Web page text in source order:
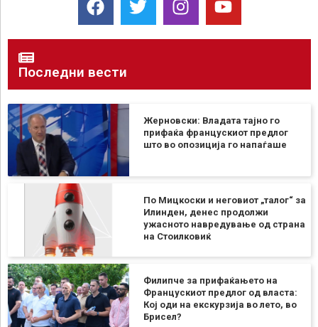
Последни вести
Жерновски: Владата тајно го
прифаќа францускиот предлог
што во опозиција го напаѓаше
По Мицкоски и неговиот „талог“ за
Илинден, денес продолжи
ужасното навредување од страна
на Стоилковиќ
Филипче за прифаќањето на
Францускиот предлог од власта:
Кој оди на екскурзија во лето, во
Брисел?